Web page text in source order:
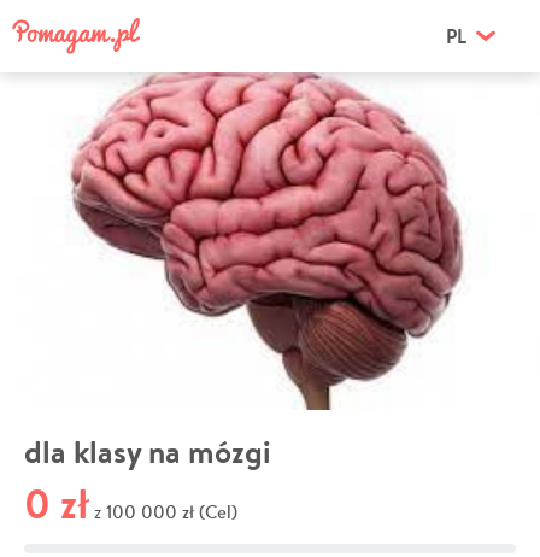
PL
dla klasy na mózgi
0 zł z 100 000 zł (Cel)